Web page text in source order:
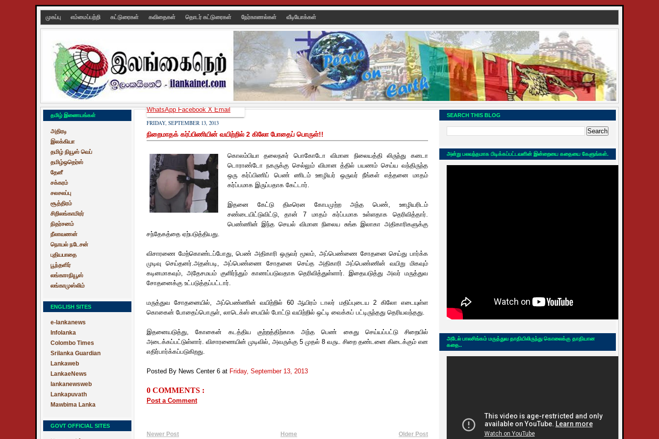
முகப்பு எம்மைப்பற்றி கட்டுரைகள் கவிதைகள் தொடர் கட்டுரைகள் நேர்காணல்கள் வீடியோக்கள்
தமிழ் இணையங்கள்
அதிரடி
இலக்கியா
தமிழ் நியூஸ் வெப்
தமிழ்ஒதெர்ஸ்
தேனீ
சக்கரம்
சலசலப்பு
சூத்திரம்
சிறிலங்காமிரர்
நிதர்சனம்
நீலாவணன்
நொயல் நடேசன்
புதியபாதை
பூந்தளிர்
லங்காஈநியூஸ்
லங்காமுஸ்லிம்
ENGLISH SITES
e-lankanews
Infolanka
Colombo Times
Srilanka Guardian
Lankaweb
LankaeNews
lankanewsweb
Lankapuvath
Mawbima Lanka
GOVT OFFICIAL SITES
FRIDAY, SEPTEMBER 13, 2013
நிறைமாதக் கர்ப்பிணியின் வயிற்றில் 2 கிலோ போதைப் பொருள்!!
கொலம்பியா தலைநகர் பொகோடோ விமான நிலையத்தி லிருந்து கனடா
டொராண்டோ நகருக்கு செல்லும் விமான த்தில் பயணம் செய்ய வந்திருந்த
ஒரு கர்ப்பிணிப் பெண் ணிடம் ஊழியர் ஒருவர் நீங்கள் எத்தனை மாதம்
கர்ப்பமாக இருப்பதாக கேட்டார்.
இதனை கேட்டு திடீரென கோபமுற்ற அந்த பெண், ஊழியரிடம்
சண்டையிட்டுவிட்டு, தான் 7 மாதம் கர்ப்பமாக உள்ளதாக தெரிவித்தார்.
பெண்ணின் இந்த செயல் விமான நிலைய சுங்க இலாகா அதிகாரிகளுக்கு
சந்தேகத்தை ஏற்படுத்தியது.
விசாரணை மேற்கொண்டப்போது, பெண் அதிகாரி ஒருவர் மூலம், அப்பெண்ணை சோதனை செய்து பார்க்க
முடிவு செய்தனர்.அதன்படி, அப்பெண்ணை சோதனை செய்த அதிகாரி அப்பெண்ணின் வயிறு மிகவும்
கடினமாகவும், அதேசமயம் குளிர்ந்தும் காணப்படுவதாக தெரிவித்துள்ளார். இதையடுத்து அவர் மருத்துவ
சோதனைக்கு உட்படுத்தப்பட்டார்.
மருத்துவ சோதனையில், அப்பெண்ணின் வயிற்றில் 60 ஆயிரம் டாலர் மதிப்புடைய 2 கிலோ எடையுள்ள
கொகைன் போதைப்பொருள், லாடெக்ஸ் பையில் போட்டு வயிற்றில் ஒட்டி வைக்கப் பட்டிருந்தது தெரியவந்தது.
இதனையடுத்து, கோகைன் கடத்திய குற்றத்திற்காக அந்த பெண் கைது செய்யப்பட்டு சிறையில்
அடைக்கப்பட்டுள்ளார். விசாரணையின் முடிவில், அவருக்கு 5 முதல் 8 வருட சிறை தண்டனை கிடைக்கும் என
எதிர்பார்க்கப்படுகிறது.
Posted By News Center 6 at Friday, September 13, 2013
0 COMMENTS :
Post a Comment
Newer Post Older Post
Home
WhatsAppFacebookXEmail
SEARCH THIS BLOG
அன்று பலவந்தமாக பிடிக்கப்பட்டவளின் இன்றையை கதையை கேளுங்கள்.
அடேல் பாலசிங்கம் மருத்துவ தாதியிலிருந்து கொலைக்கு தாதியான
கதை..